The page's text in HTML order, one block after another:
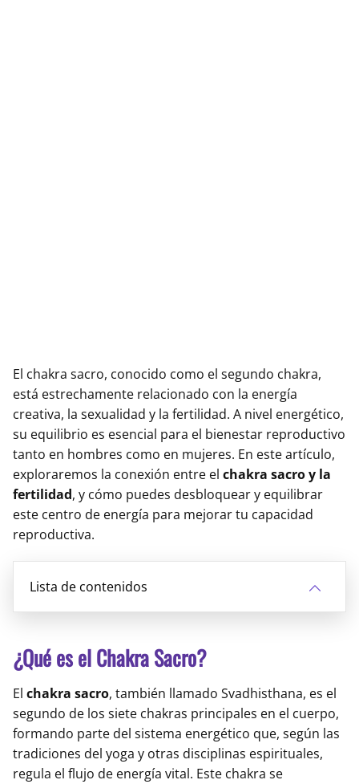
El chakra sacro, conocido como el segundo chakra,
está estrechamente relacionado con la energía
creativa, la sexualidad y la fertilidad. A nivel energético,
su equilibrio es esencial para el bienestar reproductivo
tanto en hombres como en mujeres. En este artículo,
exploraremos la conexión entre el chakra sacro y la
fertilidad, y cómo puedes desbloquear y equilibrar
este centro de energía para mejorar tu capacidad
reproductiva.
Lista de contenidos
¿Qué es el Chakra Sacro?
El chakra sacro, también llamado Svadhisthana, es el
segundo de los siete chakras principales en el cuerpo,
formando parte del sistema energético que, según las
tradiciones del yoga y otras disciplinas espirituales,
regula el flujo de energía vital. Este chakra se